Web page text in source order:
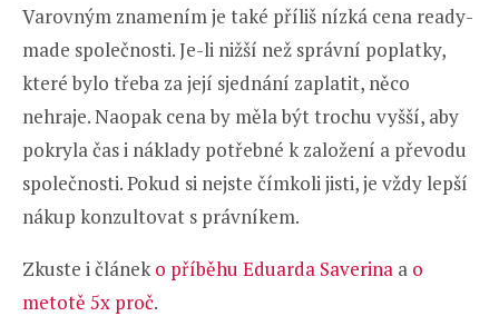
Varovným znamením je také příliš nízká cena ready-
made společnosti. Je-li nižší než správní poplatky,
které bylo třeba za její sjednání zaplatit, něco
nehraje. Naopak cena by měla být trochu vyšší, aby
pokryla čas i náklady potřebné k založení a převodu
společnosti. Pokud si nejste čímkoli jisti, je vždy lepší
nákup konzultovat s právníkem.
Zkuste i článeko příběhu Eduarda Saverina a o
metotě 5x proč.